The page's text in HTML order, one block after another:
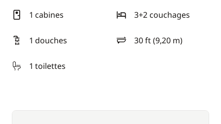
1 cabines 3+2 couchages
1 douches 30 ft (9,20 m)
longueur
1 toilettes